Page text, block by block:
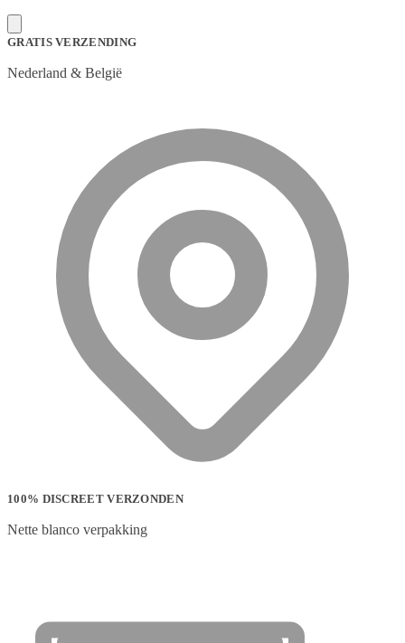
GRATIS VERZENDING
Nederland & België
100% DISCREET VERZONDEN
Nette blanco verpakking